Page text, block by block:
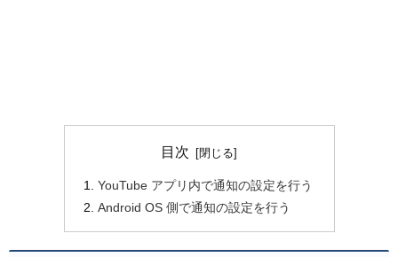
目次
YouTube アプリ内で通知の設定を行う
Android OS 側で通知の設定を行う